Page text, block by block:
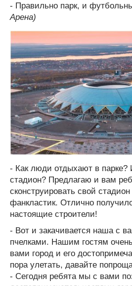
- Правильно парк, и
Арена)
- Как люди отдыхают в парке?
стадион? Предлагаю и вам
сконструировать свой стадион
фанкластик. Отлично
настоящие строители!
- Вот и закачивается наша с
пчелками. Нашим гостям
вами город и его
пора улетать, давайте
- Сегодня ребята мы с вами